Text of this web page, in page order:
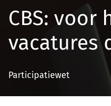
CBS: voor
vacatures
Participatiewet